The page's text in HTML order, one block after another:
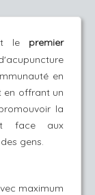
le premier
en
offrant un
la
face aux
gens.
maximum